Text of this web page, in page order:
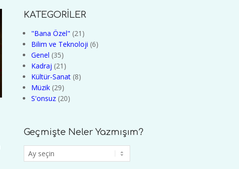
KATEGORİLER
"Bana Özel" (21)
Bilim ve Teknoloji (6)
Genel (35)
Kadraj (21)
Kültür-Sanat (8)
Müzik (29)
S'onsuz (20)
Geçmişte Neler Yazmışım?
Geçmişte
Neler